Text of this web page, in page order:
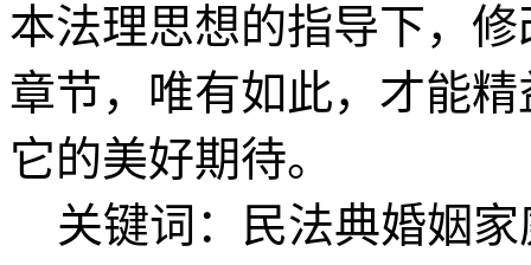
本法理思想的指导下，
章节，唯有如此，才能
它的美好期待。
关键词：民法典婚姻家